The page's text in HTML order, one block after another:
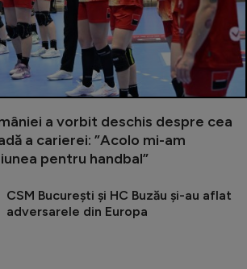
a vorbit deschis despre cea
a carierei: ”Acolo mi-am
pentru handbal”
CSM București și HC Buzău și-au aflat
adversarele din Europa